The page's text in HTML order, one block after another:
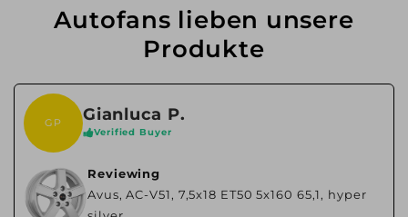
Autofans lieben unsere
Produkte
GP Gianluca P.
Verified Buyer
Reviewing
Avus, AC-V51, 7,5x18 ET50 5x160 65,1, hyper